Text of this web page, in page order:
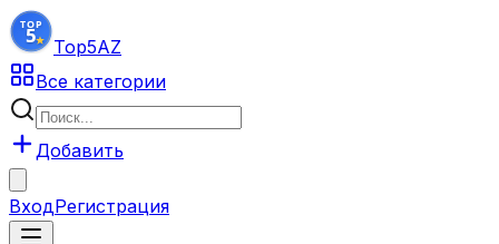
Top5AZ
Все категории
Добавить
ВходРегистрация